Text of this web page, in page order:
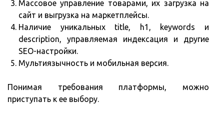
Массовое управление товарами, их загрузка на
сайт и выгрузка на маркетплейсы.
Наличие уникальных title, h1, keywords и
description, управляемая индексация и другие
SEO-настройки.
Мультиязычность и мобильная версия.
Понимая требования платформы, можно
приступать к ее выбору.